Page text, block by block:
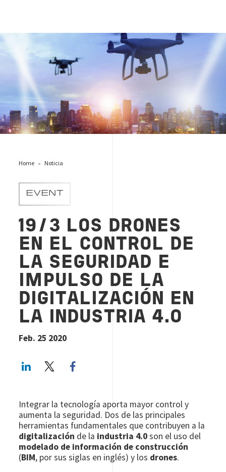
drones_jornada-zaragoza
Home Noticia
EVENT
19/3 LOS DRONES
EN EL CONTROL DE
LA SEGURIDAD E
IMPULSO DE LA
DIGITALIZACIÓN EN
LA INDUSTRIA 4.0
Feb. 25 2020
LinkedInTwitter
Integrar la tecnología aporta mayor control y
aumenta la seguridad. Dos de las principales
herramientas fundamentales que contribuyen a la
digitalización de la industria 4.0son el uso del
modelado de información de construcción
(BIM, por sus siglas en inglés) y los drones.